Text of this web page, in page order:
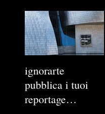
ignorarte
pubblica i tuoi
reportage